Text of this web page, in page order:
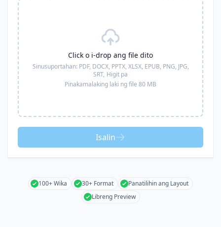
Click o i-drop ang file dito
Sinusuportahan: PDF, DOCX, PPTX, XLSX, EPUB, PNG, JPG,
SRT, Higit pa
Pinakamalaking laki ng file 80 MB
Isalin
100+ Wika 30+ Format
Panatilihin ang Layout
Libreng Preview